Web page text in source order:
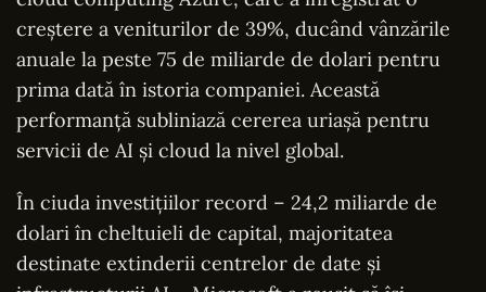
creștere a veniturilor de 39%, ducând vânzările
anuale la peste 75 de miliarde de dolari pentru
prima dată în istoria companiei. Această
performanță subliniază cererea uriașă pentru
servicii de AI și cloud la nivel global.
În ciuda investițiilor record – 24,2 miliarde de
dolari în cheltuieli de capital, majoritatea
destinate extinderii centrelor de date și